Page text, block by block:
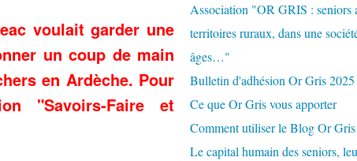
voulait garder une
un coup de main
en Ardèche. Pour
"Savoirs-Faire et
Association "OR GRIS : seniors
territoires ruraux, dans une
âges…"
Bulletin d'adhésion Or Gris 2025
Ce que Or Gris vous apporter
Comment utiliser le Blog Or Gris
Le capital humain des seniors,